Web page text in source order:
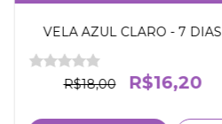
VELA AZUL CLARO - 7 DIAS
R$18,00 R$16,20